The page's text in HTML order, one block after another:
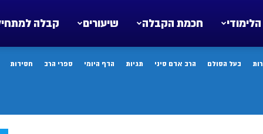
קבלה שיעורים חכמת הקבלה
בעל הסולם הרב אדם סיני תגיות הדף היומי ספרי הרב חסידות